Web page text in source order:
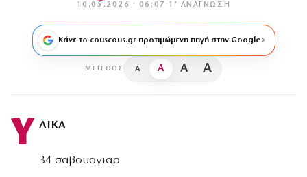
10.05.2026 · 06:07 · 1′ ΑΝΆΓΝΩΣΗ
Κάνε το couscous.gr προτιμώμενη πηγή στην Google
ΜΈΓΕΘΟΣ A A A A
Υ ΛΙΚΑ
34 σαβουαγιαρ